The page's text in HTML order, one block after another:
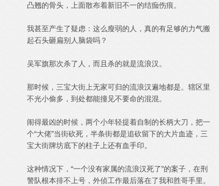
凸翘的骨头，上面散布着新旧不一的结痂伤痕。
我甚至产生了疑虑：这么瘦弱的人，真的有足够的力气搬
起石头砸扁别人脑袋吗？
吴军旗那次杀了人，而且杀的就是流浪汉。
那时候，三宝大街上无家可归的流浪汉遍地都是。辖区里
不光小偷多，到处都能撞见不要命的混混。
闹得最凶的时候，两个小年轻提着自制的长柄大刀，把一
个“大佬”当街砍死，半条街都是追砍留下的大片血迹，三
宝大街牌坊底下的柱子上还有血手印。
这种情况下，“一个没有家属的流浪汉死了”的案子，在刑
警队根本排不上号，外侦工作最后落在了我和胜哥手里。